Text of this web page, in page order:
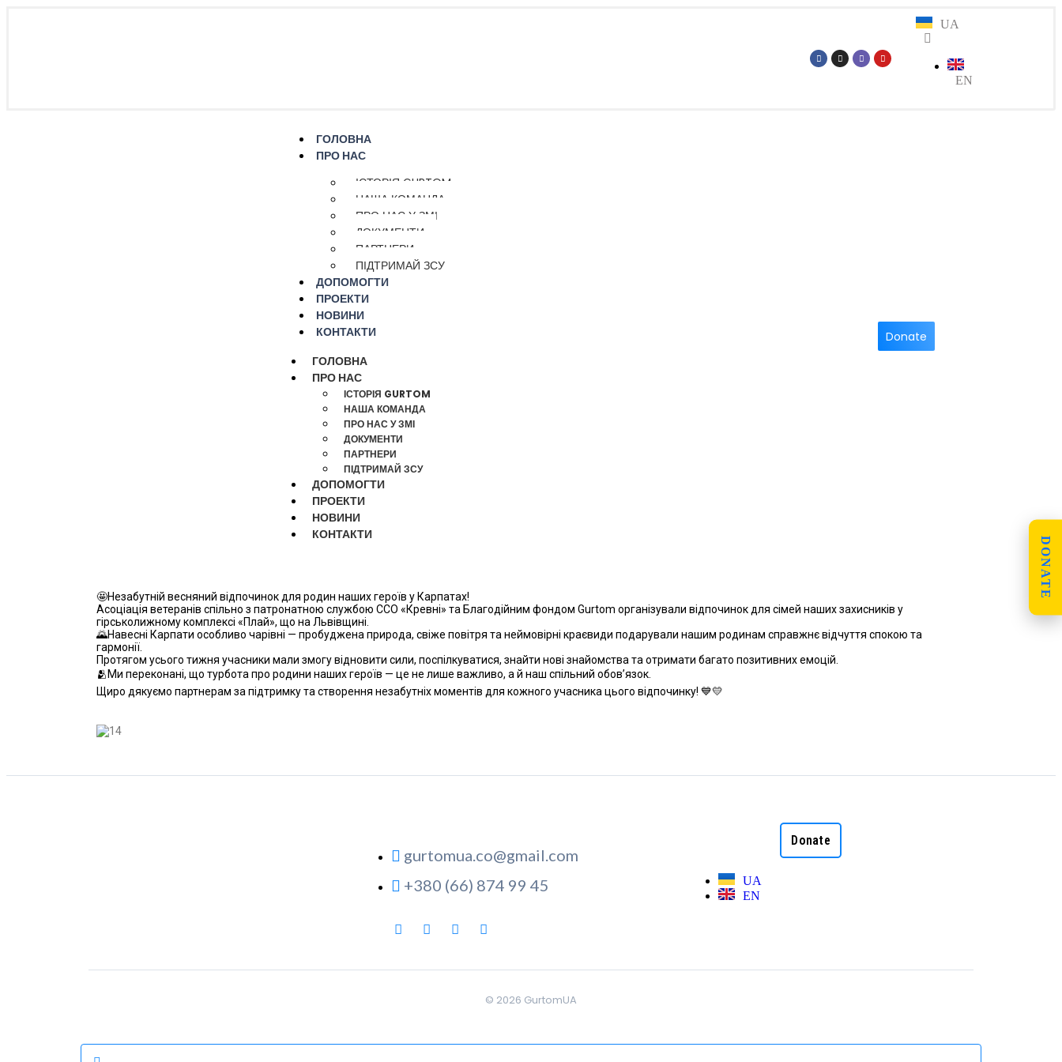
UA
EN
ГОЛОВНА
ПРО НАС
ІСТОРІЯ GURTOM
НАША КОМАНДА
ПРО НАС У ЗМІ
ДОКУМЕНТИ
ПАРТНЕРИ
ПІДТРИМАЙ ЗСУ
ДОПОМОГТИ
ПРОЕКТИ
НОВИНИ
КОНТАКТИ
ГОЛОВНА
ПРО НАС
ІСТОРІЯ GURTOM
НАША КОМАНДА
ПРО НАС У ЗМІ
ДОКУМЕНТИ
ПАРТНЕРИ
ПІДТРИМАЙ ЗСУ
ДОПОМОГТИ
ПРОЕКТИ
НОВИНИ
КОНТАКТИ
Donate
🤩Незабутній весняний відпочинок для родин наших героїв у Карпатах!
Асоціація ветеранів спільно з патронатною службою ССО «Кревні» та Благодійним фондом Gurtom організували відпочинок для сімей наших захисників у
гірськолижному комплексі «Плай», що на Львівщині.
🌄Навесні Карпати особливо чарівні — пробуджена природа, свіже повітря та неймовірні краєвиди подарували нашим родинам справжнє відчуття спокою та
гармонії.
Протягом усього тижня учасники мали змогу відновити сили, поспілкуватися, знайти нові знайомства та отримати багато позитивних емоцій.
🫂Ми переконані, що турбота про родини наших героїв — це не лише важливо, а й наш спільний обов’язок.
Щиро дякуємо партнерам за підтримку та створення незабутніх моментів для кожного учасника цього відпочинку! 💙💛
gurtomua.co@gmail.com
+380 (66) 874 99 45
Donate
UA
EN
© 2026 GurtomUA
DONATE